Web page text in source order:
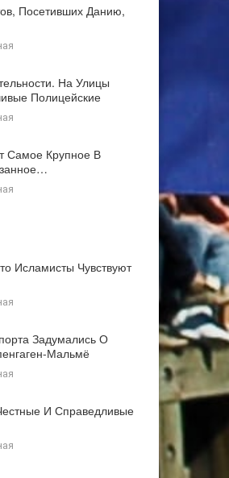
Посетивших Данию,
На Улицы
Полицейские
Самое Крупное В
Исламисты Чувствуют
Задумались О
Мальмё
И Справедливые